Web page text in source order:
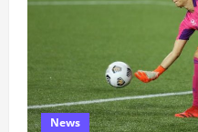
“No
mi
manera
de
ser”
News